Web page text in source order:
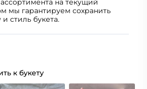
на текущий
мы гарантируем сохранить
стиль букета.
к букету